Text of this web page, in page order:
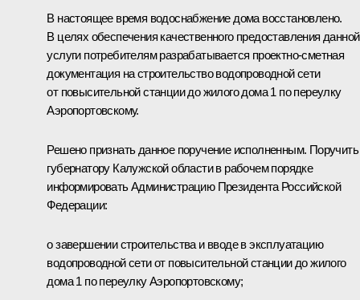
В настоящее время водоснабжение дома восстановлено.
В целях обеспечения качественного предоставления данной
услуги потребителям разрабатывается проектно-сметная
документация на строительство водопроводной сети
от повысительной станции до жилого дома 1 по переулку
Аэропортовскому.
Решено признать данное поручение исполненным. Поручить
губернатору Калужской области в рабочем порядке
информировать Администрацию Президента Российской
Федерации:
о завершении строительства и вводе в эксплуатацию
водопроводной сети от повысительной станции до жилого
дома 1 по переулку Аэропортовскому;